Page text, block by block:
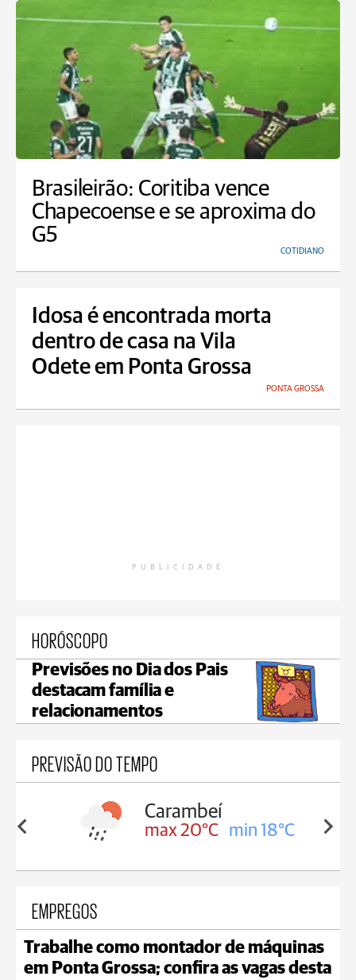
Brasileirão: Coritiba vence
Chapecoense e se aproxima do
G5
COTIDIANO
Idosa é encontrada morta
dentro de casa na Vila
Odete em Ponta Grossa
PONTA GROSSA
PUBLICIDADE
HORÓSCOPO
Previsões no Dia dos Pais
destacam família e
relacionamentos
PREVISÃO DO TEMPO
18°C
Carambeí
max 20°C min 18°C
EMPREGOS
Trabalhe como montador de máquinas
em Ponta Grossa; confira as vagas desta